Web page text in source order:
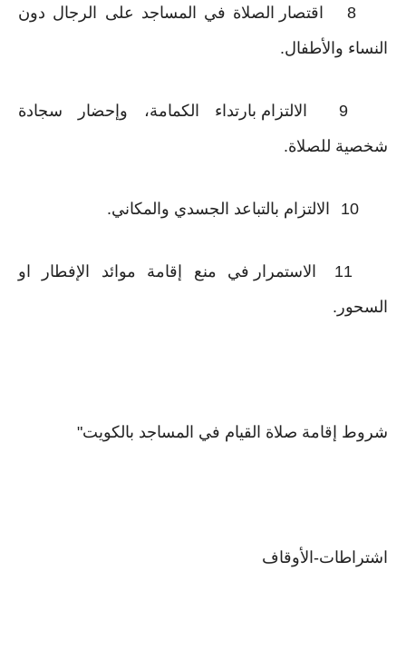
8
اقتصار الصلاة في المساجد على الرجال دون
النساء والأطفال.
9
الالتزام بارتداء الكمامة، وإحضار سجادة
شخصية للصلاة.
10 الالتزام بالتباعد الجسدي والمكاني.
11
الاستمرار في منع إقامة موائد الإفطار او
السحور.
شروط إقامة صلاة القيام في المساجد بالكويت"
اشتراطات-الأوقاف